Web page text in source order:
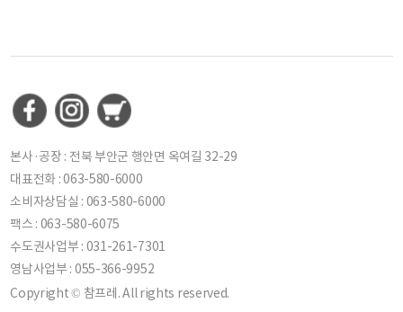
본사·공장 : 전북 부안군 행안면 옥여길 32-29
대표전화 : 063-580-6000
소비자상담실 : 063-580-6000
팩스 : 063-580-6075
수도권사업부 : 031-261-7301
영남사업부 : 055-366-9952
Copyright © 참프레. All rights reserved.